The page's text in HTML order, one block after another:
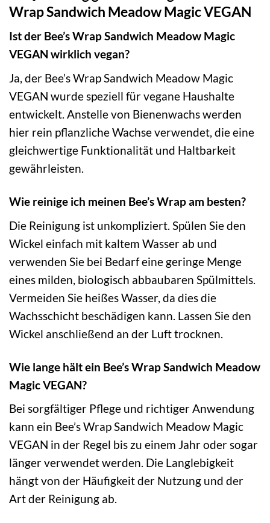
Wrap Sandwich Meadow Magic VEGAN
Ist der Bee’s Wrap Sandwich Meadow Magic
VEGAN wirklich vegan?
Ja, der Bee’s Wrap Sandwich Meadow Magic
VEGAN wurde speziell für vegane Haushalte
entwickelt. Anstelle von Bienenwachs werden
hier rein pflanzliche Wachse verwendet, die eine
gleichwertige Funktionalität und Haltbarkeit
gewährleisten.
Wie reinige ich meinen Bee’s Wrap am besten?
Die Reinigung ist unkompliziert. Spülen Sie den
Wickel einfach mit kaltem Wasser ab und
verwenden Sie bei Bedarf eine geringe Menge
eines milden, biologisch abbaubaren Spülmittels.
Vermeiden Sie heißes Wasser, da dies die
Wachsschicht beschädigen kann. Lassen Sie den
Wickel anschließend an der Luft trocknen.
Wie lange hält ein Bee’s Wrap Sandwich Meadow
Magic VEGAN?
Bei sorgfältiger Pflege und richtiger Anwendung
kann ein Bee’s Wrap Sandwich Meadow Magic
VEGAN in der Regel bis zu einem Jahr oder sogar
länger verwendet werden. Die Langlebigkeit
hängt von der Häufigkeit der Nutzung und der
Art der Reinigung ab.